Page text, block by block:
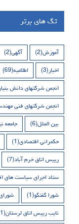
تگ های برتر
آموزش(2) آگهی(2)
اخبار(3) اطلاعیه(69)
انجمن شرکتهای دانش
انجمن شرکتهای فنی
بین الملل(6) جامعه
حکمرانی اقتصادی(1)
رییس اتاق خرم آباد(7)
ستاد اجرای سیاست های
شورا گفتگو(1)
نایب رییس اتاق لرستان(1)